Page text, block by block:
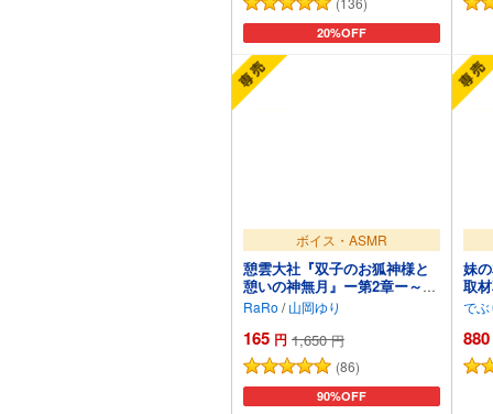
20%OFF
カートに追加
ボイス・ASMR
憩雲大社『双子のお狐神様と
憩いの神無月』ー第2章ー～ち
ょっぴり心配性で色ボケなお
姉ちゃん、天華～【CV.山岡ゆ
り】
RaRo / 山岡ゆり
165 円 1,650 円
(86)
90%OFF
カートに追加
妹
取
でぶ
880